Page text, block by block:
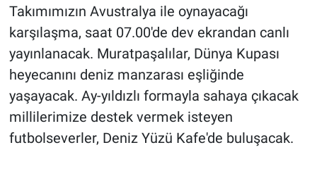
Takımımızın Avustralya ile oynayacağı
karşılaşma, saat 07.00'de dev ekrandan canlı
yayınlanacak. Muratpaşalılar, Dünya Kupası
heyecanını deniz manzarası eşliğinde
yaşayacak. Ay-yıldızlı formayla sahaya çıkacak
millilerimize destek vermek isteyen
futbolseverler, Deniz Yüzü Kafe'de buluşacak.